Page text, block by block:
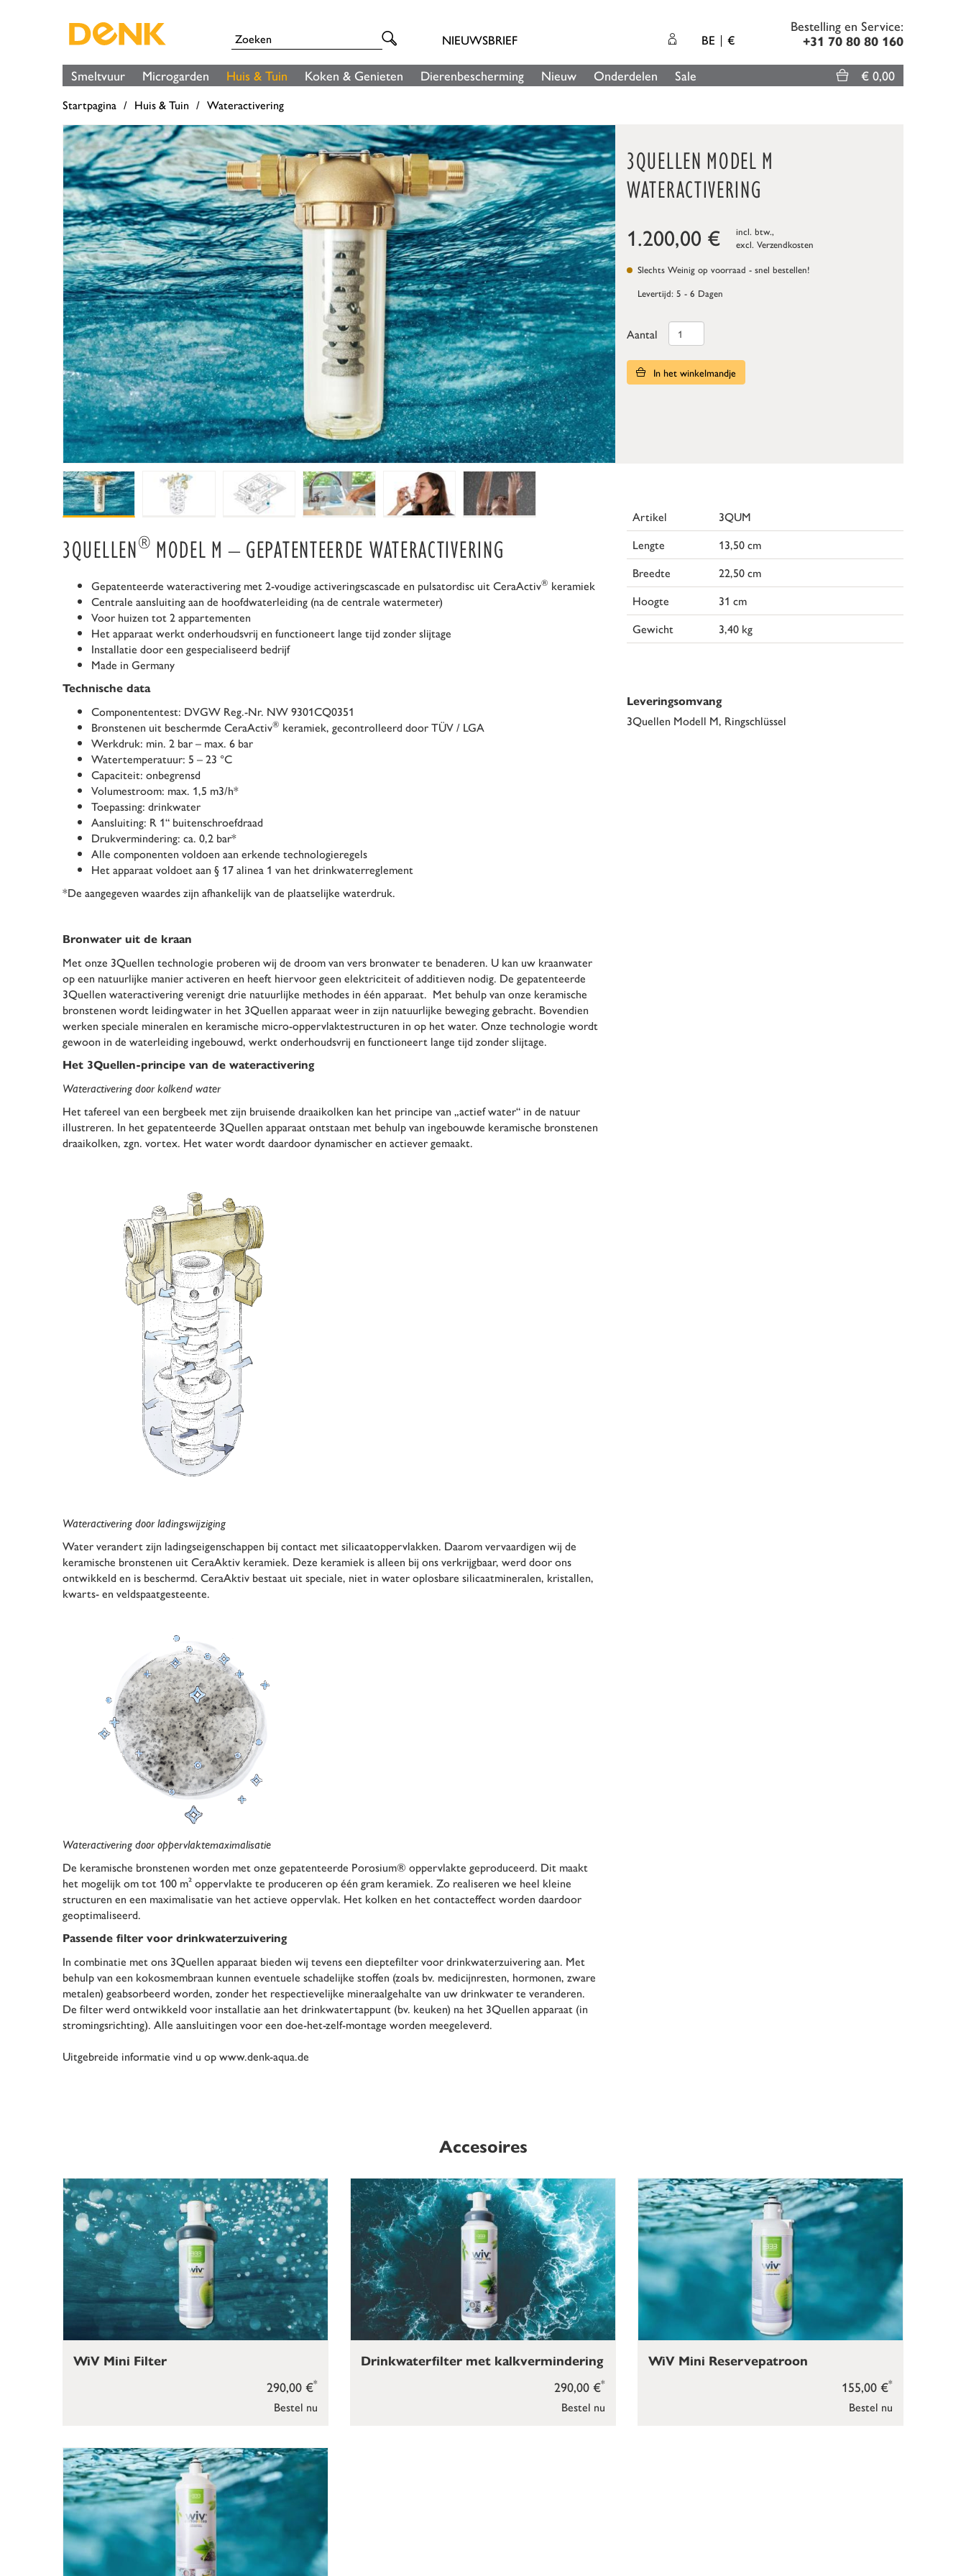
NIEUWSBRIEF BE €
Bestelling en Service:
+31 70 80 80 160
Smeltvuur Microgarden Huis & Tuin Koken & Genieten Dierenbescherming Nieuw Onderdelen Sale € 0,00
Startpagina Huis & Tuin Wateractivering
3QUELLEN MODEL M
WATERACTIVERING
1.200,00 €
incl. btw.,
excl. Verzendkosten
Slechts Weinig op voorraad - snel bestellen!
Levertijd: 5 - 6 Dagen
Aantal
In het winkelmandje
3QUELLEN® MODEL M – GEPATENTEERDE WATERACTIVERING
Gepatenteerde wateractivering met 2-voudige activeringscascade en pulsatordisc uit CeraActiv® keramiek
Centrale aansluiting aan de hoofdwaterleiding (na de centrale watermeter)
Voor huizen tot 2 appartementen
Het apparaat werkt onderhoudsvrij en functioneert lange tijd zonder slijtage
Installatie door een gespecialiseerd bedrijf
Made in Germany
Technische data
Componententest: DVGW Reg.-Nr. NW 9301CQ0351
Bronstenen uit beschermde CeraActiv® keramiek, gecontrolleerd door TÜV / LGA
Werkdruk: min. 2 bar – max. 6 bar
Watertemperatuur: 5 – 23 °C
Capaciteit: onbegrensd
Volumestroom: max. 1,5 m3/h*
Toepassing: drinkwater
Aansluiting: R 1“ buitenschroefdraad
Drukvermindering: ca. 0,2 bar*
Alle componenten voldoen aan erkende technologieregels
Het apparaat voldoet aan § 17 alinea 1 van het drinkwaterreglement
*De aangegeven waardes zijn afhankelijk van de plaatselijke waterdruk.
Bronwater uit de kraan
Met onze 3Quellen technologie proberen wij de droom van vers bronwater te benaderen. U kan uw kraanwater
op een natuurlijke manier activeren en heeft hiervoor geen elektriciteit of additieven nodig. De gepatenteerde
3Quellen wateractivering verenigt drie natuurlijke methodes in één apparaat. Met behulp van onze keramische
bronstenen wordt leidingwater in het 3Quellen apparaat weer in zijn natuurlijke beweging gebracht. Bovendien
werken speciale mineralen en keramische micro-oppervlaktestructuren in op het water. Onze technologie wordt
gewoon in de waterleiding ingebouwd, werkt onderhoudsvrij en functioneert lange tijd zonder slijtage.
Het 3Quellen-principe van de wateractivering
Wateractivering door kolkend water
Het tafereel van een bergbeek met zijn bruisende draaikolken kan het principe van „actief water“ in de natuur
illustreren. In het gepatenteerde 3Quellen apparaat ontstaan met behulp van ingebouwde keramische bronstenen
draaikolken, zgn. vortex. Het water wordt daardoor dynamischer en actiever gemaakt.
Wateractivering door ladingswijziging
Water verandert zijn ladingseigenschappen bij contact met silicaatoppervlakken. Daarom vervaardigen wij de
keramische bronstenen uit CeraAktiv keramiek. Deze keramiek is alleen bij ons verkrijgbaar, werd door ons
ontwikkeld en is beschermd. CeraAktiv bestaat uit speciale, niet in water oplosbare silicaatmineralen, kristallen,
kwarts- en veldspaatgesteente.
Wateractivering door oppervlaktemaximalisatie
De keramische bronstenen worden met onze gepatenteerde Porosium® oppervlakte geproduceerd. Dit maakt
het mogelijk om tot 100 m² oppervlakte te produceren op één gram keramiek. Zo realiseren we heel kleine
structuren en een maximalisatie van het actieve oppervlak. Het kolken en het contacteffect worden daardoor
geoptimaliseerd.
Passende filter voor drinkwaterzuivering
In combinatie met ons 3Quellen apparaat bieden wij tevens een dieptefilter voor drinkwaterzuivering aan. Met
behulp van een kokosmembraan kunnen eventuele schadelijke stoffen (zoals bv. medicijnresten, hormonen, zware
metalen) geabsorbeerd worden, zonder het respectievelijke mineraalgehalte van uw drinkwater te veranderen.
De filter werd ontwikkeld voor installatie aan het drinkwatertappunt (bv. keuken) na het 3Quellen apparaat (in
stromingsrichting). Alle aansluitingen voor een doe-het-zelf-montage worden meegeleverd.
Uitgebreide informatie vind u opwww.denk-aqua.de
Artikel
3QUM
Lengte
13,50 cm
Breedte
22,50 cm
Hoogte
31 cm
Gewicht
3,40 kg
Leveringsomvang
3Quellen Modell M, Ringschlüssel
Accesoires
Bestel nu
290,00 €*
WiV Mini Filter
Bestel nu
290,00 €*
Drinkwaterfilter met kalkvermindering
Bestel nu
155,00 €*
WiV Mini Reservepatroon